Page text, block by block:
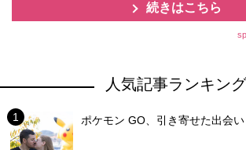
続きはこちら
人気記事ランキング
ポケモン GO、引き寄せた出会い